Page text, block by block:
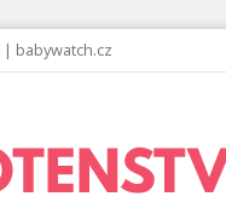
| babywatch.cz